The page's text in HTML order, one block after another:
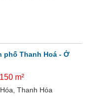
Thanh Hoá - Ở
150 m²
Thanh Hóa